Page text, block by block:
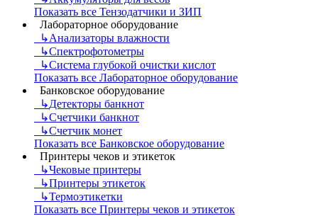
Показать все Тензодатчики и ЗИП
Лабораторное оборудование
↳Анализаторы влажности
↳Спектрофотометры
↳Система глубокой очистки кислот
Показать все Лабораторное оборудование
Банковское оборудование
↳Детекторы банкнот
↳Счетчики банкнот
↳Счетчик монет
Показать все Банковское оборудование
Принтеры чеков и этикеток
↳Чековые принтеры
↳Принтеры этикеток
↳Термоэтикетки
Показать все Принтеры чеков и этикеток